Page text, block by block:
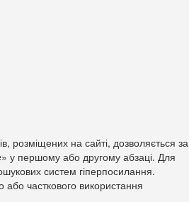
розміщених на сайті, дозволяється за
у першому або другому абзаці. Для
систем гіперпосилання.
часткового використання